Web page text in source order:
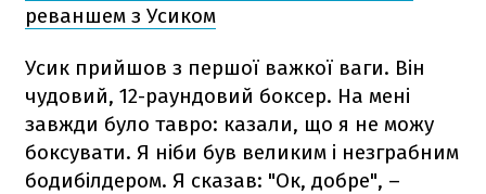
реваншем з Усиком
Усик прийшов з першої важкої ваги. Він
чудовий, 12-раундовий боксер. На мені
завжди було тавро: казали, що я не можу
боксувати. Я ніби був великим і незграбним
бодибілдером. Я сказав: "Ок, добре", –